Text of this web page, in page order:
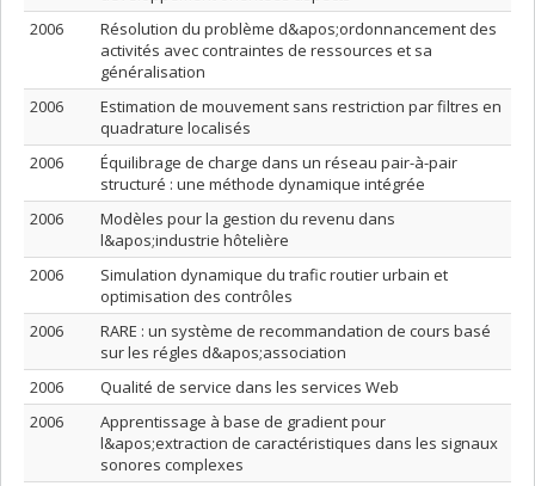
2006
Résolution du problème d&apos;ordonnancement des
activités avec contraintes de ressources et sa
généralisation
2006
Estimation de mouvement sans restriction par filtres en
quadrature localisés
2006
Équilibrage de charge dans un réseau pair-à-pair
structuré : une méthode dynamique intégrée
2006
Modèles pour la gestion du revenu dans
l&apos;industrie hôtelière
2006
Simulation dynamique du trafic routier urbain et
optimisation des contrôles
2006
RARE : un système de recommandation de cours basé
sur les régles d&apos;association
2006
Qualité de service dans les services Web
2006
Apprentissage à base de gradient pour
l&apos;extraction de caractéristiques dans les signaux
sonores complexes